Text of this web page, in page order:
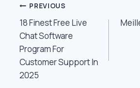
Post
Navigation
PREVIOUS
18 Finest Free Live
Chat Software
Program For
Customer Support In
2025